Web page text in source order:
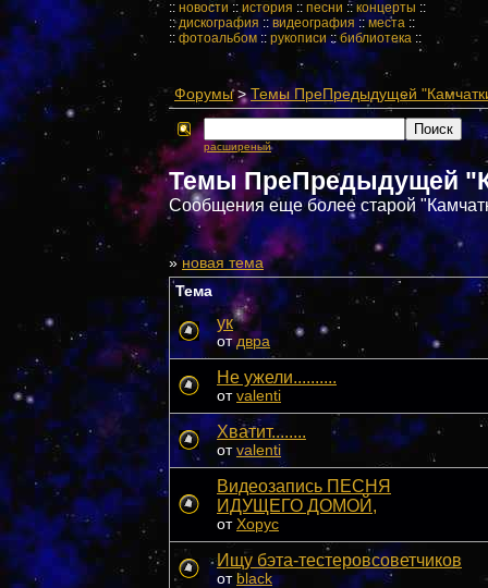
:: новости :: история :: песни :: концерты ::
::дискография :: видеография ::места ::
:: фотоальбом::рукописи::библиотека ::
Форумы>Темы ПреПредыдущей
расширеный
Темы ПреПредыдущей
Сообщения еще более старой
»новая тема
Тема
ук
отдвра
Не ужели..........
от valenti
Хватит........
отvalenti
Видеозапись ПЕСНЯ
ИДУЩЕГО ДОМОЙ,
от Xopyc
Ищу бэта-тестеровсоветчиков
от black